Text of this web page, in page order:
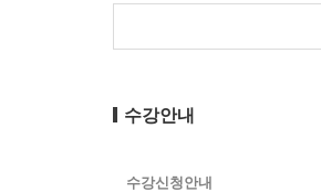
수강안내
수강신청안내